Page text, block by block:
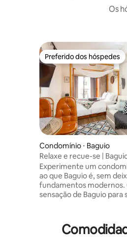
Os
Preferido dos hóspedes
Preferido dos hóspedes
Condomínio ⋅ Baguio
Relaxe e recue-se |
Fi e estacionamento
Experimente um
ao que Baguio é, sem
fundamentos modernos. O gosto e a
sensação de Baguio para
Park ✔ Vista das minas
Botânico ✔ Good Shepherd Observe